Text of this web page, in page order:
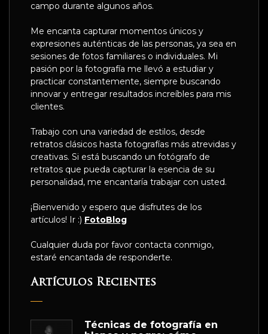
campo durante algunos años.
Me encanta capturar momentos únicos y
expresiones auténticas de las personas, ya sea en
sesiones de fotos familiares o individuales. Mi
pasión por la fotografía me llevó a estudiar y
practicar constantemente, siempre buscando
innovar y entregar resultados increíbles para mis
clientes.
Trabajo con una variedad de estilos, desde
retratos clásicos hasta fotografías más atrevidas y
creativas. Si está buscando un fotógrafo de
retratos que pueda capturar la esencia de su
personalidad, me encantaría trabajar con usted.
¡Bienvenido y espero que disfrutes de los
artículos! Ir :) FotoBlog
Cualquier duda por favor contacta conmigo,
estaré encantada de responderte.
Artículos Recientes
Técnicas de fotografía en